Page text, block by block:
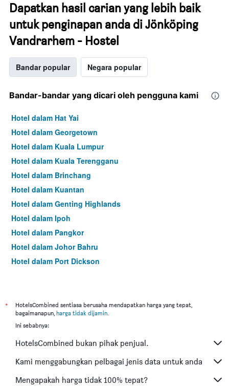
Dapatkan hasil carian yang lebih baik
untuk penginapan anda di Jönköping
Vandrarhem - Hostel
Bandar popular Negara popular
Bandar-bandar yang dicari oleh pengguna kami
Hotel dalam Hat Yai
Hotel dalam Georgetown
Hotel dalam Kuala Lumpur
Hotel dalam Kuala Terengganu
Hotel dalam Brinchang
Hotel dalam Kuantan
Hotel dalam Genting Highlands
Hotel dalam Ipoh
Hotel dalam Pangkor
Hotel dalam Johor Bahru
Hotel dalam Port Dickson
*
HotelsCombined sentiasa berusaha mendapatkan harga yang tepat,
bagaimanapun, harga tidak dijamin.
Ini sebabnya:
HotelsCombined bukan pihak penjual.
Kami menggabungkan pelbagai jenis data untuk anda
Mengapakah harga tidak 100% tepat?